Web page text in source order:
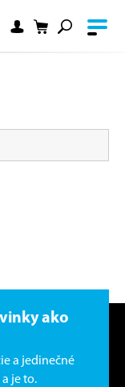
ako
a jedinečné
je to.